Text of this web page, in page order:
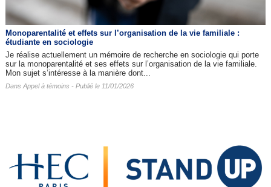
Monoparentalité et effets sur l’organisation de la vie familiale :
étudiante en sociologie
Je réalise actuellement un mémoire de recherche en sociologie qui porte
sur la monoparentalité et ses effets sur l’organisation de la vie familiale.
Mon sujet s’intéresse à la manière dont...
Dans Appel à témoins - Publié le 11/01/2026